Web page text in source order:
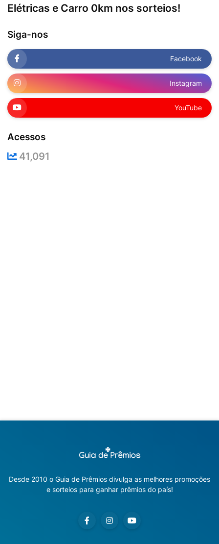
Elétricas e Carro 0km nos sorteios!
Siga-nos
Facebook
Instagram
YouTube
Acessos
41,091
Desde 2010 o Guia de Prêmios divulga as melhores promoções
e sorteios para ganhar prêmios do país!